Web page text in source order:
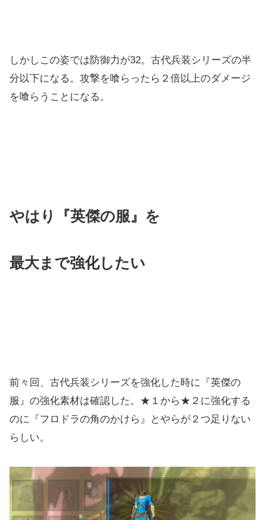
しかしこの姿では防御力が32。古代兵装シリーズの半
分以下になる。攻撃を喰らったら２倍以上のダメージ
を喰らうことになる。
やはり『英傑の服』を
最大まで強化したい
前々回、古代兵装シリーズを強化した時に『英傑の
服』の強化素材は確認した。★１から★２に強化する
のに『フロドラの角のかけら』とやらが２つ足りない
らしい。